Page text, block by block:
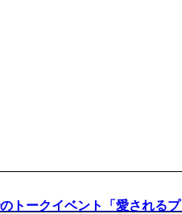
トークイベント「愛される